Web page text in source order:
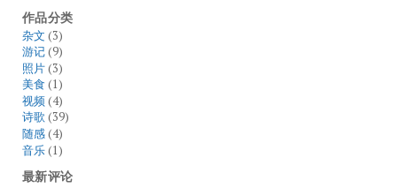
作品分类
杂文 (3)
游记(9)
照片(3)
美食 (1)
视频(4)
诗歌(39)
随感(4)
音乐(1)
最新评论